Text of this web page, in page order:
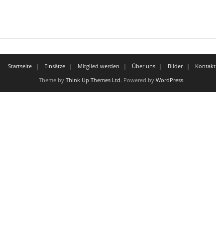
Startseite Einsätze Mitglied werden Über uns Bilder
Kontakt
Theme by Think Up Themes Ltd. Powered by WordPress.